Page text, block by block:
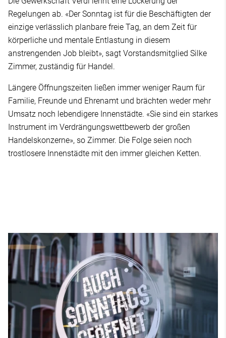
Regelungen ab. «Der Sonntag ist für die Beschäftigten der
einzige verlässlich planbare freie Tag, an dem Zeit für
körperliche und mentale Entlastung in diesem
anstrengenden Job bleibt», sagt Vorstandsmitglied Silke
Zimmer, zuständig für Handel.
Längere Öffnungszeiten ließen immer weniger Raum für
Familie, Freunde und Ehrenamt und brächten weder mehr
Umsatz noch lebendigere Innenstädte. «Sie sind ein starkes
Instrument im Verdrängungswettbewerb der großen
Handelskonzerne», so Zimmer. Die Folge seien noch
trostlosere Innenstädte mit den immer gleichen Ketten.